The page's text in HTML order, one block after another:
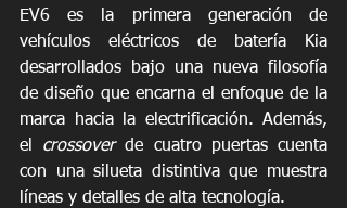
EV6 es la primera generación de
vehículos eléctricos de batería Kia
desarrollados bajo una nueva filosofía
de diseño que encarna el enfoque de la
marca hacia la electrificación. Además,
el crossover de cuatro puertas cuenta
con una silueta distintiva que muestra
líneas y detalles de alta tecnología.